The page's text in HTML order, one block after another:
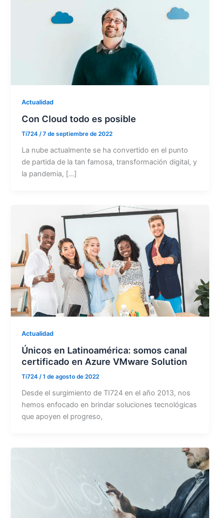
Actualidad
Con Cloud todo es posible
Ti724/7 de septiembre de 2022
La nube actualmente se ha convertido en el punto
de partida de la tan famosa, transformación digital, y
la pandemia, […]
Actualidad
Únicos en Latinoamérica: somos canal
certificado en Azure VMware Solution
Ti724/1 de agosto de 2022
Desde el surgimiento de TI724 en el año 2013, nos
hemos enfocado en brindar soluciones tecnológicas
que apoyen el progreso,